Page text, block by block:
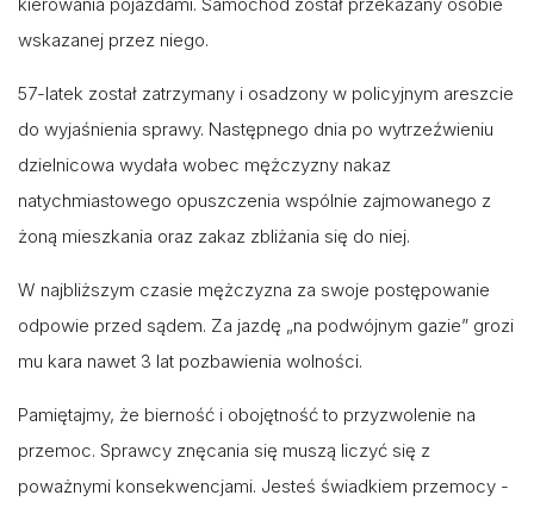
wskazanej przez niego.
57-latek został zatrzymany i osadzony w policyjnym areszcie
do wyjaśnienia sprawy. Następnego dnia po wytrzeźwieniu
dzielnicowa wydała wobec mężczyzny nakaz
natychmiastowego opuszczenia wspólnie zajmowanego z
żoną mieszkania oraz zakaz zbliżania się do niej.
W najbliższym czasie mężczyzna za swoje postępowanie
odpowie przed sądem. Za jazdę „na podwójnym gazie” grozi
mu kara nawet 3 lat pozbawienia wolności.
Pamiętajmy, że bierność i obojętność to przyzwolenie na
przemoc. Sprawcy znęcania się muszą liczyć się z
poważnymi konsekwencjami. Jesteś świadkiem przemocy -